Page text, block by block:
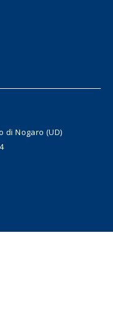
di Nogaro (UD)